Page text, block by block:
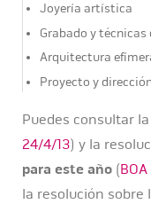
Joyería artística
Grabado y
Arquitectura
Proyecto y
Puedes consultar
24/4/13) y la
para este año (
la resolución sobre